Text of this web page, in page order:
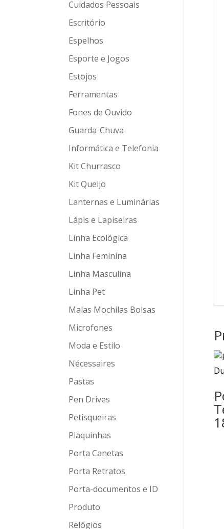
Cuidados Pessoais
Escritório
Espelhos
Esporte e Jogos
Estojos
Ferramentas
Fones de Ouvido
Guarda-Chuva
Informática e Telefonia
Kit Churrasco
Kit Queijo
Lanternas e Luminárias
Lápis e Lapiseiras
Linha Ecológica
Linha Feminina
Linha Masculina
Linha Pet
Malas Mochilas Bolsas
Microfones
Moda e Estilo
Nécessaires
Pastas
Pen Drives
Petisqueiras
Plaquinhas
Porta Canetas
Porta Retratos
Porta-documentos e ID
Produto
Relógios